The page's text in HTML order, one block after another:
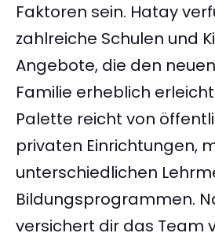
Faktoren sein. Hatay
zahlreiche Schulen und
Angebote, die den
Familie erheblich
Palette reicht von
privaten Einrichtungen,
unterschiedlichen
Bildungsprogrammen.
versichert dir das Team